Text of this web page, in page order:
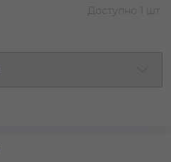
Доступно 1 шт.